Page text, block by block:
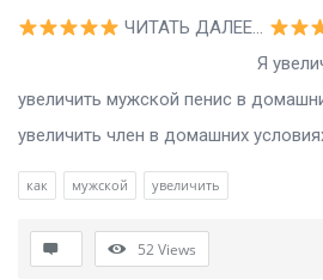
ЧИТАТЬ ДАЛЕЕ…
Я увеличил
увеличить мужской пенис в
увеличить член в домашних
как мужской увеличить
52Views